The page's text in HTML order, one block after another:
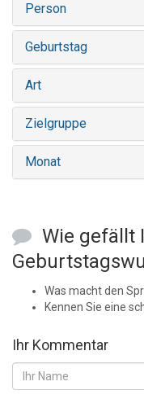
Person
Geburtstag
Art
Zielgruppe
Monat
Wie gefällt
Was macht den
Kennen Sie eine
Ihr Kommentar